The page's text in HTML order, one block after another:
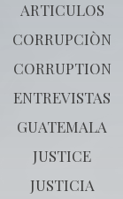
ARTICULOS
CORRUPCIÒN
CORRUPTION
ENTREVISTAS
GUATEMALA
JUSTICE
JUSTICIA